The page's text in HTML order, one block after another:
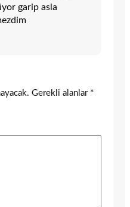
garip asla
Gerekli alanlar *